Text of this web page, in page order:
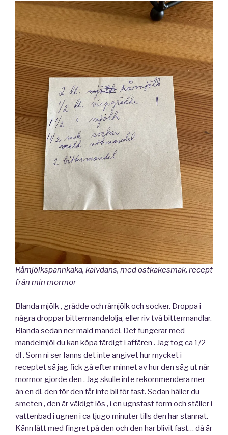
Råmjölkspannkaka, kalvdans, med ostkakesmak, recept
från min mormor
Blanda mjölk , grädde och råmjölk och socker. Droppa i
några droppar bittermandelolja, eller riv två bittermandlar.
Blanda sedan ner mald mandel. Det fungerar med
mandelmjöl du kan köpa färdigt i affären . Jag tog ca 1/2
dl . Som ni ser fanns det inte angivet hur mycket i
receptet så jag fick gå efter minnet av hur den såg ut när
mormor gjorde den . Jag skulle inte rekommendera mer
än en dl, den för den får inte bli för fast. Sedan häller du
smeten , den är väldigt lös , i en ugnsfast form och ställer i
vattenbad i ugnen i ca tjugo minuter tills den har stannat.
Känn lätt med fingret på den och den har blivit fast… då är